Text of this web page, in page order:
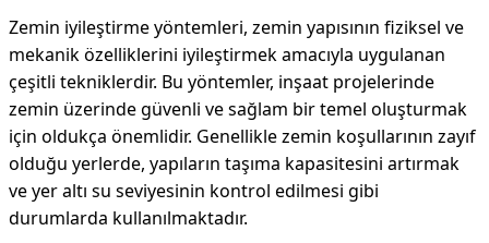
Zemin iyileştirme yöntemleri, zemin yapısının fiziksel ve
mekanik özelliklerini iyileştirmek amacıyla uygulanan
çeşitli tekniklerdir. Bu yöntemler, inşaat projelerinde
zemin üzerinde güvenli ve sağlam bir temel oluşturmak
için oldukça önemlidir. Genellikle zemin koşullarının zayıf
olduğu yerlerde, yapıların taşıma kapasitesini artırmak
ve yer altı su seviyesinin kontrol edilmesi gibi
durumlarda kullanılmaktadır.